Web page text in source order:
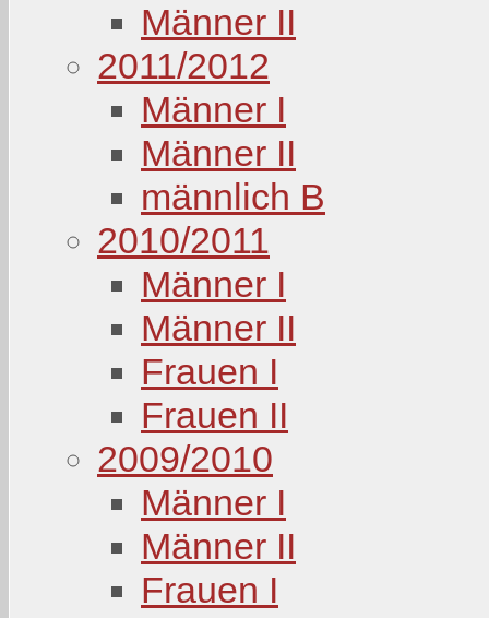
Männer II
2011/2012
Männer I
Männer II
männlich B
2010/2011
Männer I
Männer II
Frauen I
Frauen II
2009/2010
Männer I
Männer II
Frauen I